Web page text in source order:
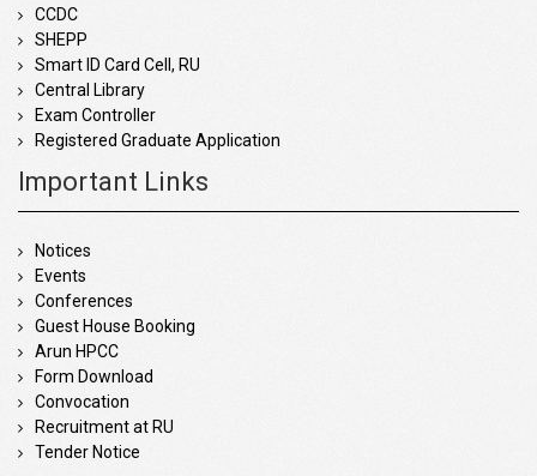
CCDC
SHEPP
Smart ID Card Cell, RU
Central Library
Exam Controller
Registered Graduate Application
Important Links
Notices
Events
Conferences
Guest House Booking
Arun HPCC
Form Download
Convocation
Recruitment at RU
Tender Notice